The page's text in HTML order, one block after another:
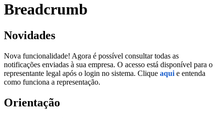
Breadcrumb
Novidades
Nova funcionalidade! Agora é possível consultar todas as
notificações enviadas à sua empresa. O acesso está disponível para o
representante legal após o login no sistema. Clique aqui e entenda
como funciona a representação.
Orientação